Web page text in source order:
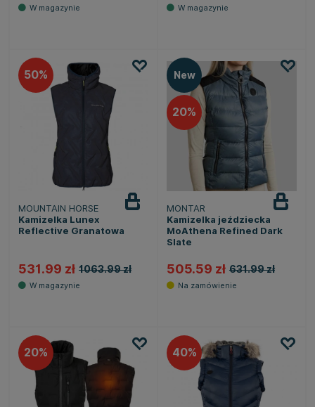
50
MOUNTAIN HORSE
Kamizelka Lunex
Reflective Granatowa
531.99 zł 1063.99 zł
New
20
MONTAR
Kamizelka jeździecka
MoAthena Refined Dark
Slate
505.59 zł 631.99 zł
20 40